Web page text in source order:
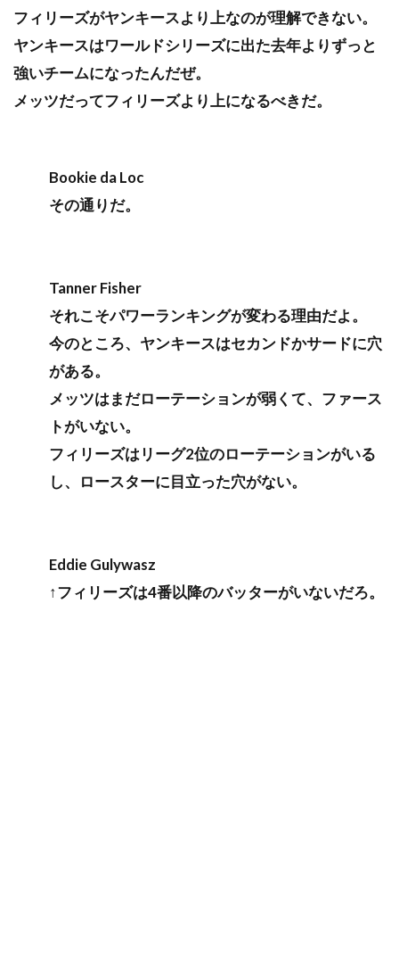
フィリーズがヤンキースより上なのが理解できない。
ヤンキースはワールドシリーズに出た去年よりずっと
強いチームになったんだぜ。
メッツだってフィリーズより上になるべきだ。
Bookie da Loc
その通りだ。
Tanner Fisher
それこそパワーランキングが変わる理由だよ。
今のところ、ヤンキースはセカンドかサードに穴
がある。
メッツはまだローテーションが弱くて、ファース
トがいない。
フィリーズはリーグ2位のローテーションがいる
し、ロースターに目立った穴がない。
Eddie Gulywasz
↑フィリーズは4番以降のバッターがいないだろ。